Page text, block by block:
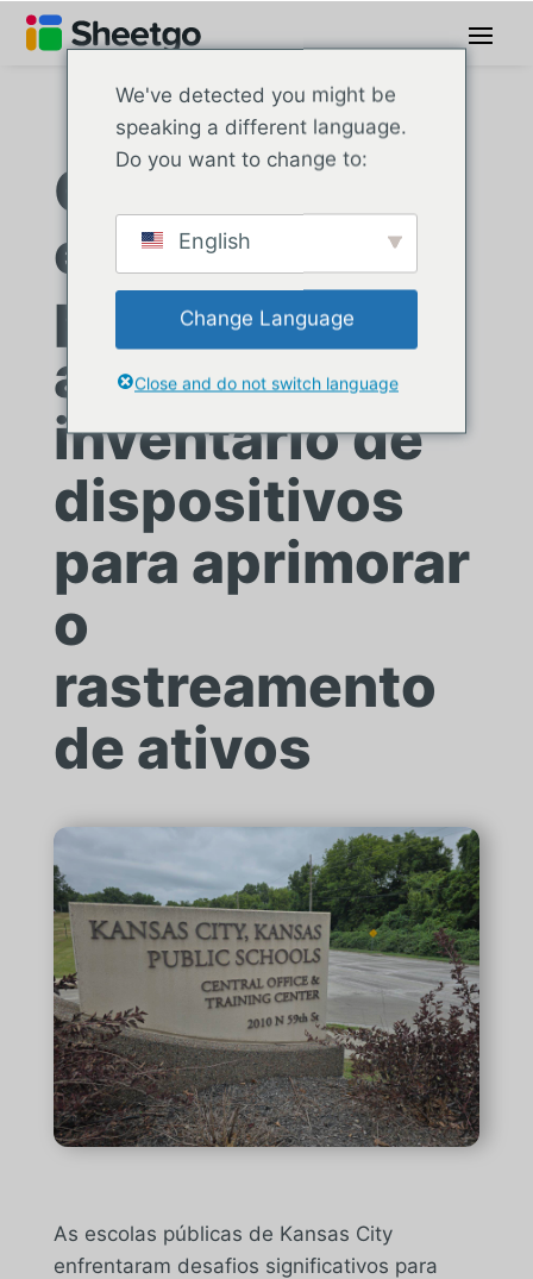
O distrito
escolar
público
automatiza o
inventário de
dispositivos
para aprimorar
o
rastreamento
de ativos
As escolas públicas de Kansas City
enfrentaram desafios significativos para
We've detected you might be
speaking a different language.
Do you want to change to:
English
Change Language
Close and do not switch language